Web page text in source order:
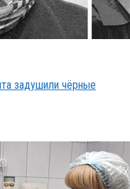
задушили чёрные